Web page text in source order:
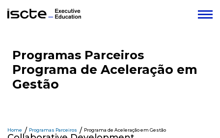
Programas Parceiros
Programa de Aceleração em
Gestão
Home Programas Parceiros Programa de Aceleração em Gestão